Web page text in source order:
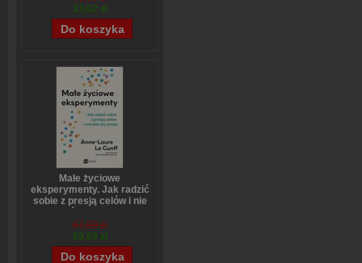
33,02 zł
Małe życiowe
eksperymenty. Jak radzić
sobie z presją celów i nie
Anne-Laure LeCunff
67,69 zł
59,69 zł